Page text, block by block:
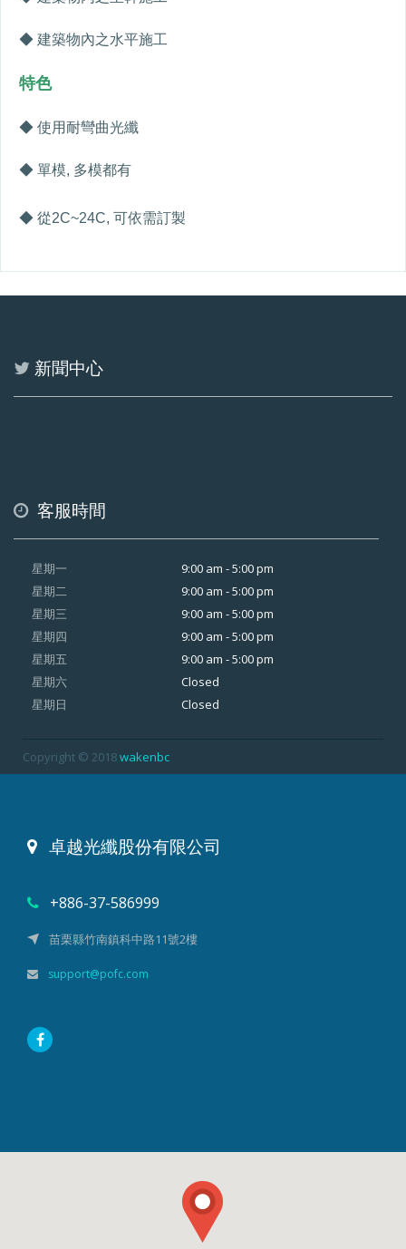
◆ 建築物內之水平施工
特色
◆ 使用耐彎曲光纖
◆ 單模, 多模都有
◆ 從2C~24C, 可依需訂製
新聞中心
客服時間
星期一
星期二
星期三
星期四
星期五
星期六
星期日
9:00 am - 5:00 pm
9:00 am - 5:00 pm
9:00 am - 5:00 pm
9:00 am - 5:00 pm
9:00 am - 5:00 pm
Closed
Closed
Copyright © 2018wakenbc
卓越光纖股份有限公司
+886-37-586999
苗栗縣竹南鎮科中路11號2樓
support@pofc.com